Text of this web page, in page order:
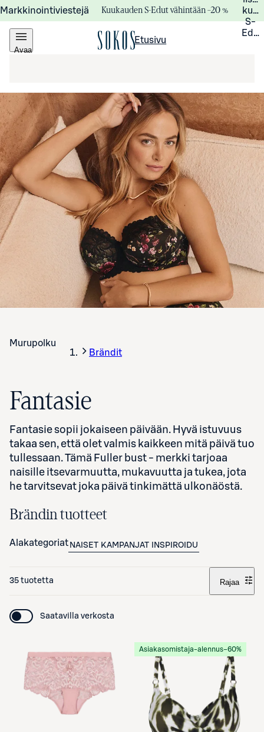
Markkinointiviestejä Kuukauden S-Edut vähintään –20 %
S-
Avaa
Etusivu
Murupolku
Brändit
Fantasie
Fantasie sopii jokaiseen päivään. Hyvä istuvuus
takaa sen, että olet valmis kaikkeen mitä päivä tuo
tullessaan. Tämä Fuller bust - merkki tarjoaa
naisille itsevarmuutta, mukavuutta ja tukea, jota
he tarvitsevat joka päivä tinkimättä ulkonäöstä.
Brändin tuotteet
Alakategoriat NAISET KAMPANJAT INSPIROIDU
35 tuotetta Rajaa
Saatavilla verkosta
Asiakasomistaja-alennus−60%